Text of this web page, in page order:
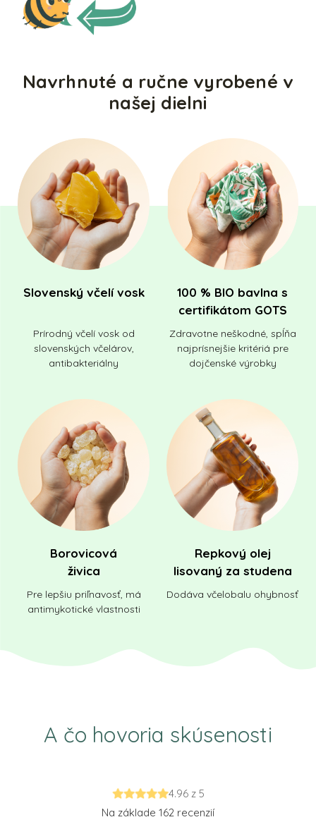
Navrhnuté a ručne vyrobené v
našej dielni
Slovenský včelí vosk
Prírodný včelí vosk od
slovenských včelárov,
antibakteriálny
100 % BIO bavlna s
certifikátom GOTS
Zdravotne neškodné, spĺňa
najprísnejšie kritériá pre
dojčenské výrobky
Borovicová
živica
Pre lepšiu priľnavosť, má
antimykotické vlastnosti
Repkový olej
lisovaný za studena
Dodáva včelobalu ohybnosť
A čo hovoria skúsenosti
4.96 z 5
Na základe 162 recenzií